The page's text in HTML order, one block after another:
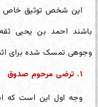
این شخص توثیق خاص
باشند احمد بن یحیی
وجوهی تمسک شده برای
۱. ترضی مرحوم صدوق
وجه اول این است که